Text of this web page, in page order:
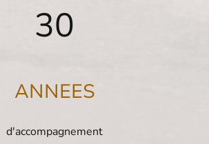
30
ANNEES
d'accompagnement